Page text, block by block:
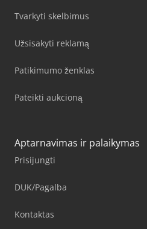
Tvarkyti skelbimus
Užsisakyti reklamą
Patikimumo ženklas
Pateikti aukcioną
Aptarnavimas ir palaikymas
Prisijungti
DUK/Pagalba
Kontaktas